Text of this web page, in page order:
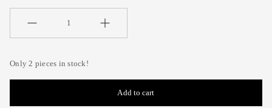
Only 2 pieces in stock!
Add to cart